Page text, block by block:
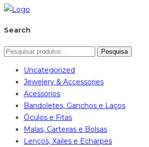
Search
Pesquisa
Uncategorized
Jewelery & Accessories
Acessórios
Bandoletes, Ganchos e Laços
Óculos e Fitas
Malas, Carteiras e Bolsas
Lenços, Xailes e Echarpes